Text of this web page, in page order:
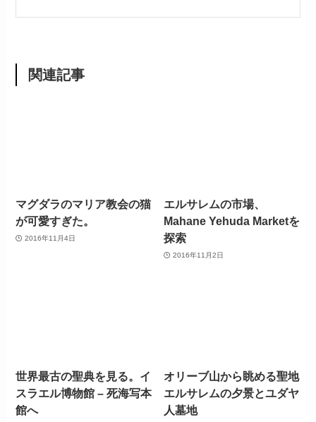
関連記事
マグダラのマリア教会の猫
が可愛すぎた。
2016年11月4日
エルサレムの市場、
Mahane Yehuda Marketを
探索
2016年11月2日
世界最古の聖典を見る。イ
スラエル博物館 – 死海写本
館へ
オリーブ山から眺める聖地
エルサレムの夕景とユダヤ
人墓地